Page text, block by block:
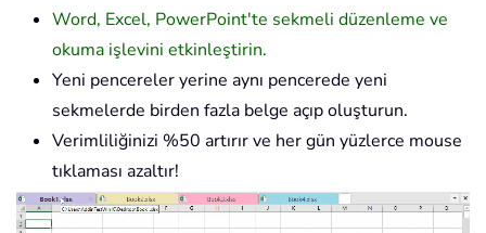
Word, Excel, PowerPoint'te sekmeli düzenleme ve
okuma işlevini etkinleştirin.
Yeni pencereler yerine aynı pencerede yeni
sekmelerde birden fazla belge açıp oluşturun.
Verimliliğinizi %50 artırır ve her gün yüzlerce mouse
tıklaması azaltır!